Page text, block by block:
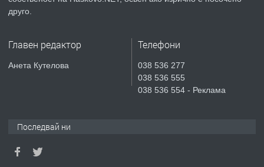
ПРЕДЛАГА
НАПЪЛНО ОБЗАВЕДЕН И
Давам гараж под наем
друго.
Главен редактор
Анета Кутелова
Телефони
038 536 277
038 536 555
038 536 554 - Реклама
Последвай ни